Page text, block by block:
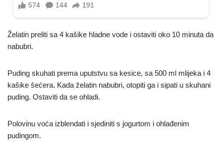
Želatin preliti sa 4 kašike hladne vode i ostaviti oko 10 minuta da
nabubri.
Puding skuhati prema uputstvu sa kesice, sa 500 ml mlijeka i 4
kašike šećera. Kada želatin nabubri, otopiti ga i sipati u skuhani
puding. Ostaviti da se ohladi.
Polovinu voća izblendati i sjediniti s jogurtom i ohlađenim
pudingom.